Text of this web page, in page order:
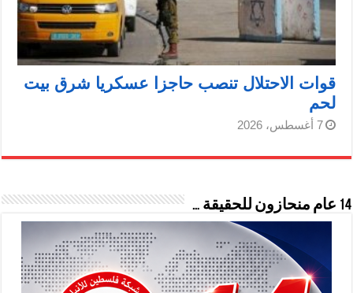
قوات الاحتلال تنصب حاجزا عسكريا شرق بيت
لحم
7 أغسطس، 2026
14 عام منحازون للحقيقة …